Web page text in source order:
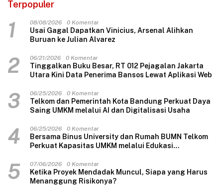
Terpopuler
1 08/08/2026 0 Komentar
Usai Gagal Dapatkan Vinicius, Arsenal Alihkan
Buruan ke Julian Alvarez
2 06/21/2026 0 Komentar
Tinggalkan Buku Besar, RT 012 Pejagalan Jakarta
Utara Kini Data Penerima Bansos Lewat Aplikasi Web
3 06/25/2026 0 Komentar
Telkom dan Pemerintah Kota Bandung Perkuat Daya
Saing UMKM melalui AI dan Digitalisasi Usaha
4 06/25/2026 0 Komentar
Bersama Binus University dan Rumah BUMN Telkom
Perkuat Kapasitas UMKM melalui Edukasi
Harga Jual
5 07/06/2026 0 Komentar
Ketika Proyek Mendadak Muncul, Siapa yang Harus
Menanggung Risikonya?